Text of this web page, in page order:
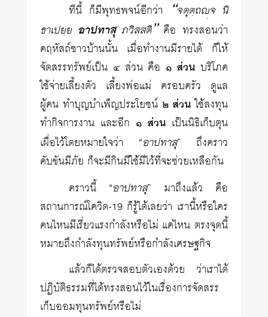
ทีนี้ ก็มีพุทธพจน์อีกว่า
“จตุตฺถฺจ นิ
ธาเปยฺย อาปทาสุภวิสฺสติ”คือ ทรงสอนว่า
คฤหัสถ์ชาวบ้านนั้น เมื่อทำงานมีรายได้ ก็ให้
จัดสรรทรัพย์เป็น ๔ ส่วน คือ ๑ ส่วน บริโภค
ใช้จ่ายเลี้ยงตัว เลี้ยงพ่อแม่ ครอบครัว ดูแล
ผู้คน ทำบุญบำเพ็ญประโยชน์ ๒ ส่วนใช้ลงทุน
ทำกิจการงาน และอีก ๑ ส่วน เป็นนิธิเก็บตุน
เผื่อไว้โดยหมายใจว่า “อาปทาสุ” ถึงคราว
คับขันมีภัย ก็จะมีกินมีใช้มีไว้ที่จะช่วยเหลือกัน
คราวนี้ “อาปทาสุ” มาถึงแล้ว คือ
สถานการณ์โควิด-19 ก็รู้ได้เลยว่า เรานี้หรือใคร
คนไหนมีเรี่ยวแรงกำลังหรือไม่ แค่ไหน ตรงจุดนี้
หมายถึงกำลังทุนทรัพย์หรือกำลังเศรษฐกิจ
แล้วก็ได้ตรวจสอบตัวเองด้วย ว่าเราได้
ปฏิบัติธรรมที่ได้ทรงสอนไว้ในเรื่องการจัดสรร
เก็บออมทุนทรัพย์หรือไม่